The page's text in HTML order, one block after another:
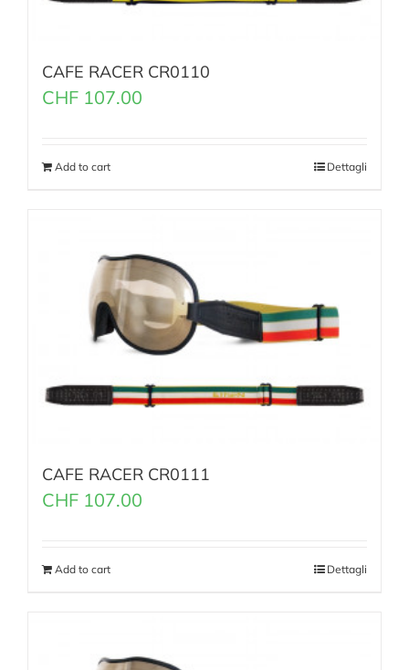
CAFE RACER CR0110
CHF 107.00
Add to cart Dettagli
CAFE RACER CR0111
CHF 107.00
Add to cart Dettagli